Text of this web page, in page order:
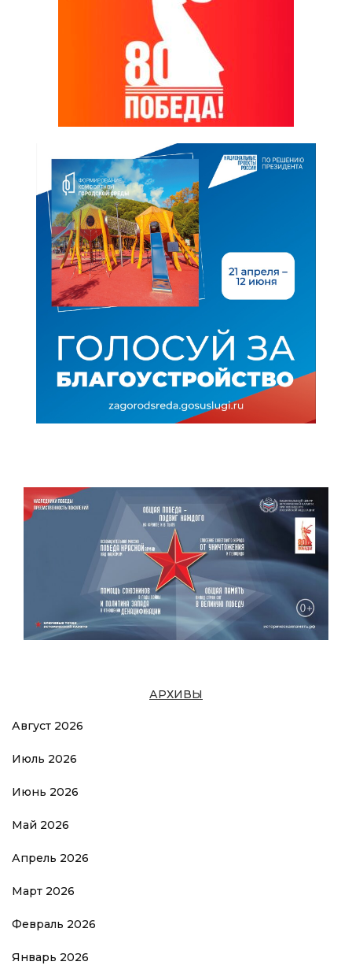
АРХИВЫ
Август 2026
Июль 2026
Июнь 2026
Май 2026
Апрель 2026
Март 2026
Февраль 2026
Январь 2026